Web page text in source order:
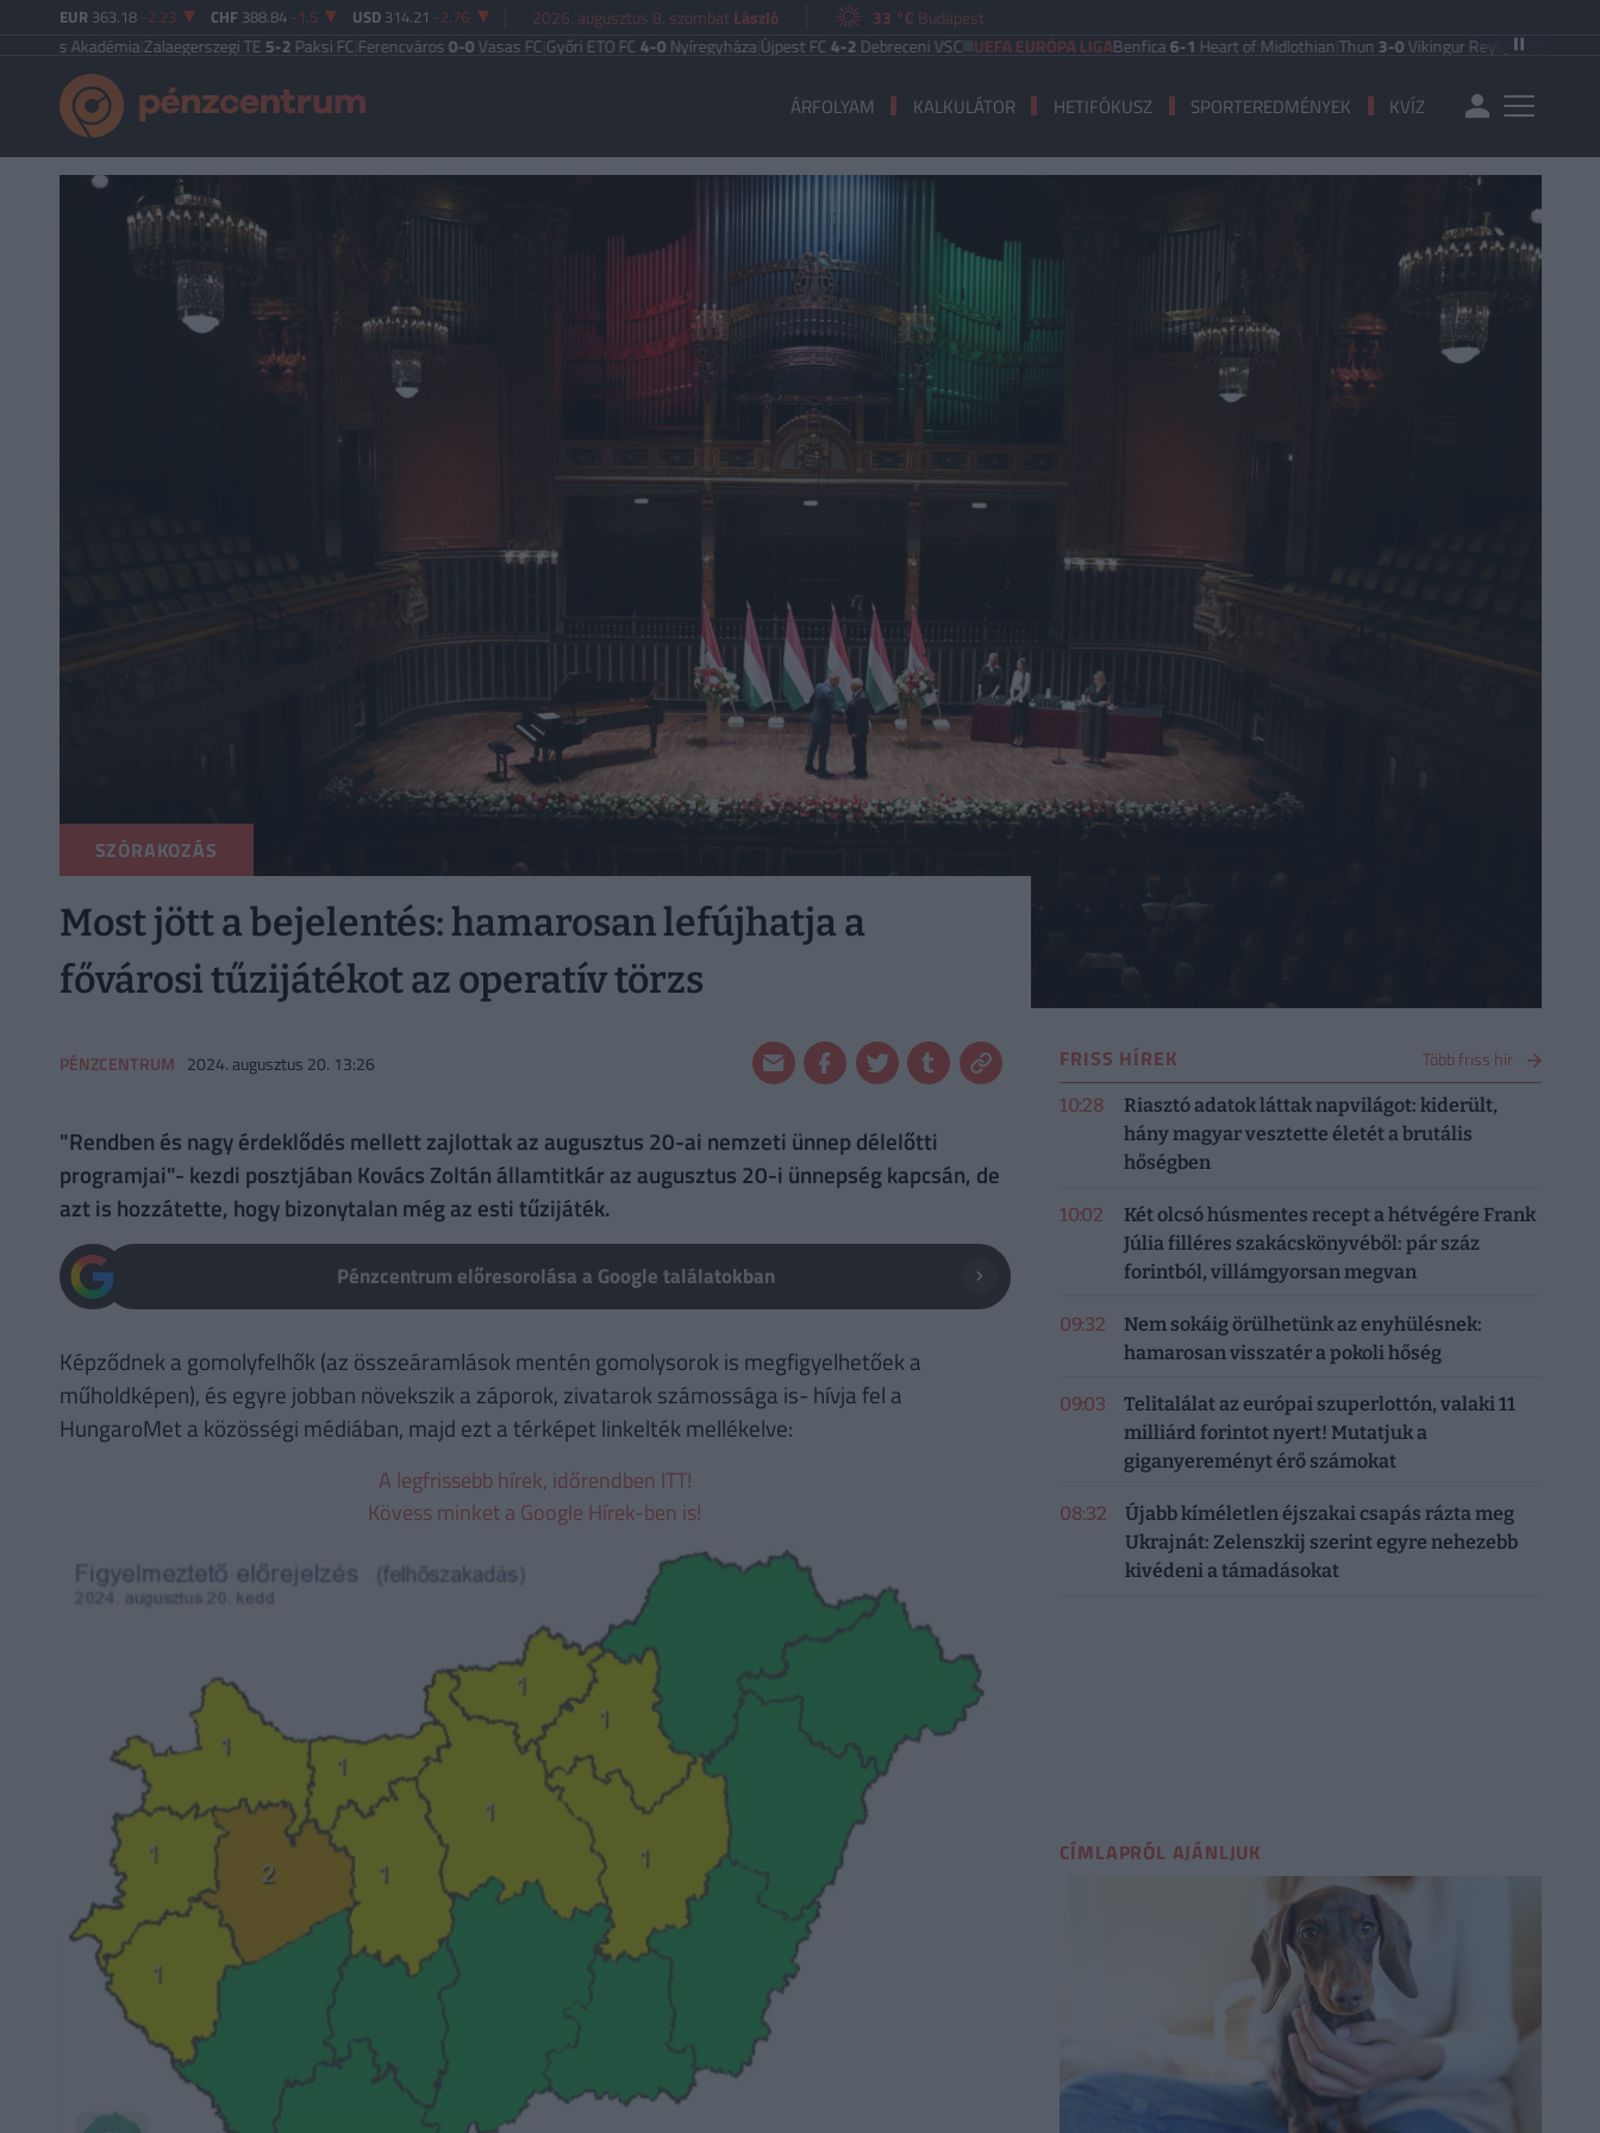
EUR 363.18 -2.23 CHF 388.84 -1.5 USD 314.21 -2.76 2026. augusztus 8. szombatLászló 33 °C Budapest
Akadémia|Zalaegerszegi TE5-2Paksi FC|Ferencváros0-0Vasas FC|Győri ETO FC4-0 Nyíregyháza|Újpest FC4-2 Debreceni VSC UEFA EURÓPA LIGABenfica6-1Heart of Midlothian|Thun3-0Vikingur Reykjavik| PAOK Saloniki
ÁRFOLYAM KALKULÁTOR HETIFÓKUSZ SPORTEREDMÉNYEK KVÍZ
SZÓRAKOZÁS
Most jött a bejelentés: hamarosan lefújhatja a
fővárosi tűzijátékot az operatív törzs
PÉNZCENTRUM 2024. augusztus 20. 13:26
"Rendben és nagy érdeklődés mellett zajlottak az augusztus 20-ai nemzeti ünnep délelőtti
programjai"- kezdi posztjában Kovács Zoltán államtitkár az augusztus 20-i ünnepség kapcsán, de
azt is hozzátette, hogy bizonytalan még az esti tűzijáték.
Pénzcentrum előresorolása a Google találatokban
Képződnek a gomolyfelhők (az összeáramlások mentén gomolysorok is megfigyelhetőek a
műholdképen), és egyre jobban növekszik a záporok, zivatarok számossága is- hívja fel a
HungaroMet a közösségi médiában, majd ezt a térképet linkelték mellékelve:
A legfrissebb hírek, időrendben ITT!
Kövess minket a Google Hírek-ben is!
FRISS HÍREK Több friss hír
10:28
Riasztó adatok láttak napvilágot: kiderült,
hány magyar vesztette életét a brutális
hőségben
10:02
Két olcsó húsmentes recept a hétvégére Frank
Júlia filléres szakácskönyvéből: pár száz
forintból, villámgyorsan megvan
09:32
Nem sokáig örülhetünk az enyhülésnek:
hamarosan visszatér a pokoli hőség
09:03
Telitalálat az európai szuperlottón, valaki 11
milliárd forintot nyert! Mutatjuk a
giganyereményt érő számokat
08:32
Újabb kíméletlen éjszakai csapás rázta meg
Ukrajnát: Zelenszkij szerint egyre nehezebb
kivédeni a támadásokat
CÍMLAPRÓL AJÁNLJUK